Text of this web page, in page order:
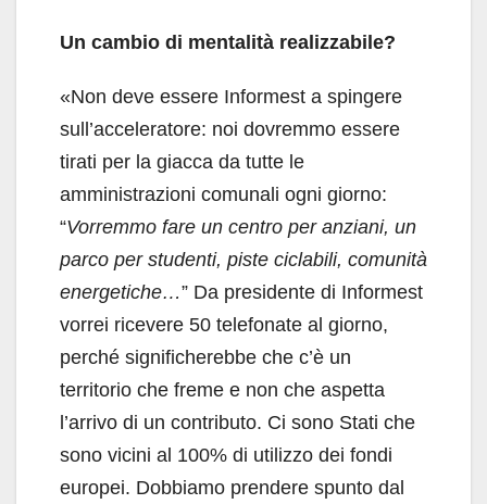
Un cambio di mentalità realizzabile?
«Non deve essere Informest a spingere
sull’acceleratore: noi dovremmo essere
tirati per la giacca da tutte le
amministrazioni comunali ogni giorno:
“Vorremmo fare un centro per anziani, un
parco per studenti, piste ciclabili, comunità
energetiche…” Da presidente di Informest
vorrei ricevere 50 telefonate al giorno,
perché significherebbe che c’è un
territorio che freme e non che aspetta
l’arrivo di un contributo. Ci sono Stati che
sono vicini al 100% di utilizzo dei fondi
europei. Dobbiamo prendere spunto dal